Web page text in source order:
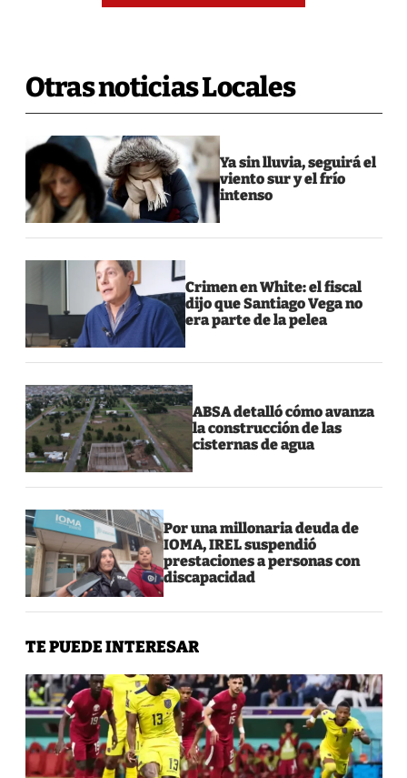
Otras noticias Locales
Ya sin lluvia, seguirá el
viento sur y el frío
intenso
Crimen en White: el fiscal
dijo que Santiago Vega no
era parte de la pelea
ABSA detalló cómo avanza
la construcción de las
cisternas de agua
Por una millonaria deuda de
IOMA, IREL suspendió
prestaciones a personas con
discapacidad
TE PUEDE INTERESAR